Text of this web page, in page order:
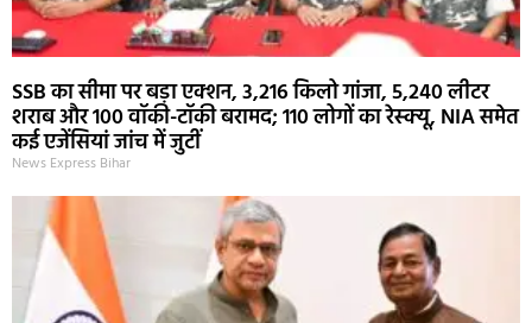
SSB का सीमा पर बड़ा एक्शन, 3,216 किलो गांजा, 5,240 लीटर
शराब और 100 वॉकी-टॉकी बरामद; 110 लोगों का रेस्क्यू, NIA समेत
कई एजेंसियां जांच में जुटीं
News Express Bihar